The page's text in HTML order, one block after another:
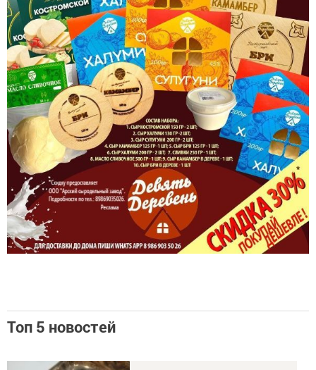
Топ 5 новостей